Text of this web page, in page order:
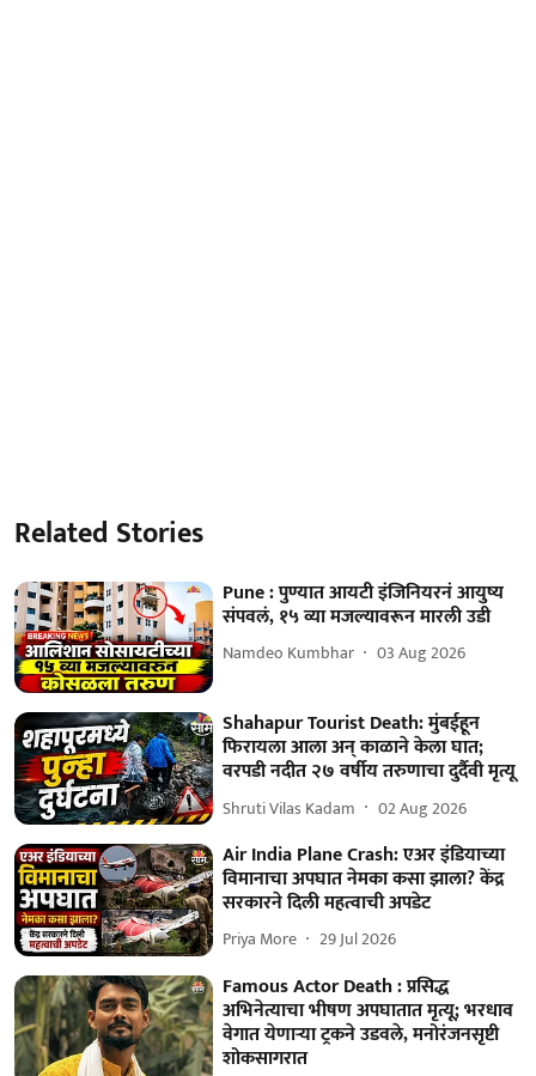
Related Stories
Pune : पुण्यात आयटी इंजिनियरनं आयुष्य
संपवलं, १५ व्या मजल्यावरून मारली उडी
Namdeo Kumbhar 03 Aug 2026
Shahapur Tourist Death: मुंबईहून
फिरायला आला अन् काळाने केला घात;
वरपडी नदीत २७ वर्षीय तरुणाचा दुर्दैवी मृत्यू
Shruti Vilas Kadam 02 Aug 2026
Air India Plane Crash: एअर इंडियाच्या
विमानाचा अपघात नेमका कसा झाला? केंद्र
सरकारने दिली महत्वाची अपडेट
Priya More 29 Jul 2026
Famous Actor Death : प्रसिद्ध
अभिनेत्याचा भीषण अपघातात मृत्यू; भरधाव
वेगात येणाऱ्या ट्रकने उडवले, मनोरंजनसृष्टी
शोकसागरात